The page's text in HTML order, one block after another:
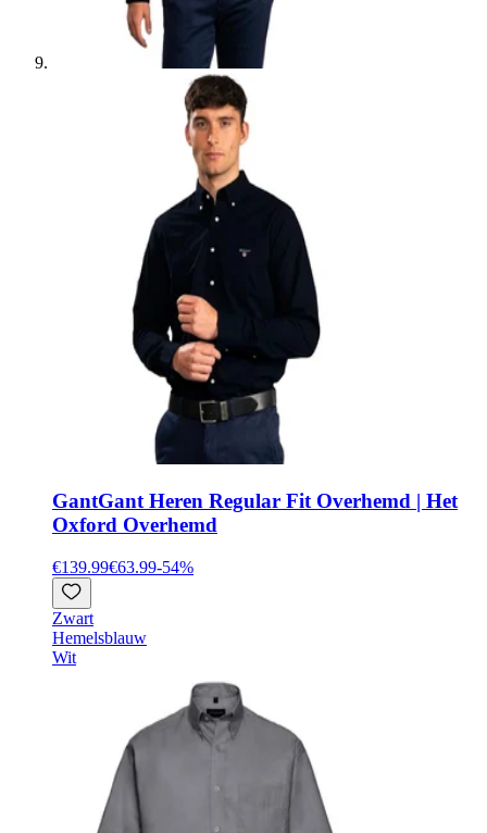
GantGant Heren Regular Fit Overhemd | Het
Oxford Overhemd
€139.99€63.99-54%
Zwart
Hemelsblauw
Wit